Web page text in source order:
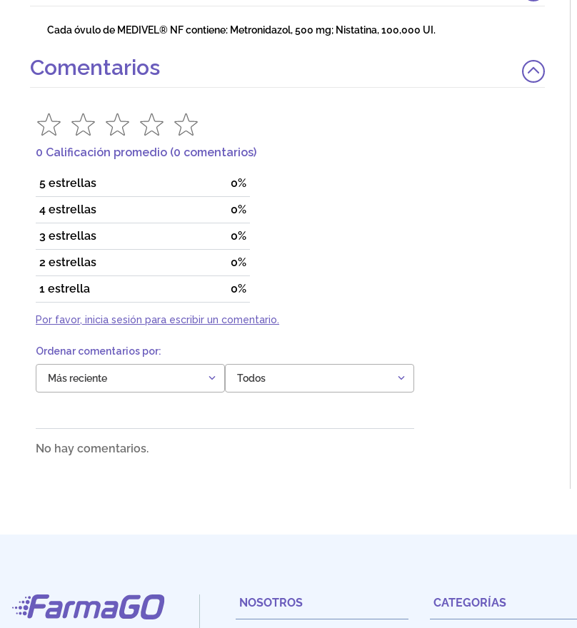
Cada óvulo de MEDIVEL® NF contiene: Metronidazol, 500 mg; Nistatina, 100,000 UI.
Comentarios
0 Calificación promedio (0 comentarios)
5 estrellas
0%
4 estrellas
0%
3 estrellas
0%
2 estrellas
0%
1 estrella
0%
Por favor, inicia sesión para escribir un comentario.
Más reciente Todos
No hay comentarios.
NOSOTROS CATEGORÍAS